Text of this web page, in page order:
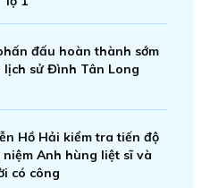
đấu hoàn thành sớm
sử Đình Tân Long
Hồ Hải kiểm tra tiến độ
Anh hùng liệt sĩ và
có công